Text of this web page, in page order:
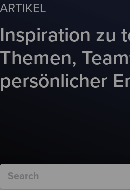
ARTIKEL
Inspiration zu
Themen,
persönlicher